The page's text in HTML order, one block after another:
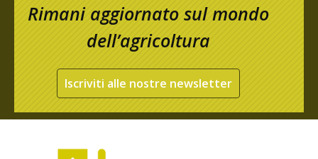
Rimani aggiornato sul mondo
dell’agricoltura
Iscriviti alle nostre newsletter